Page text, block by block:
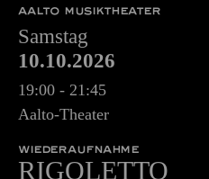
60,00 40,00 -€
AALTO MUSIKTHEATER
Samstag
10.10.2026
19:00 - 21:45
Aalto-Theater